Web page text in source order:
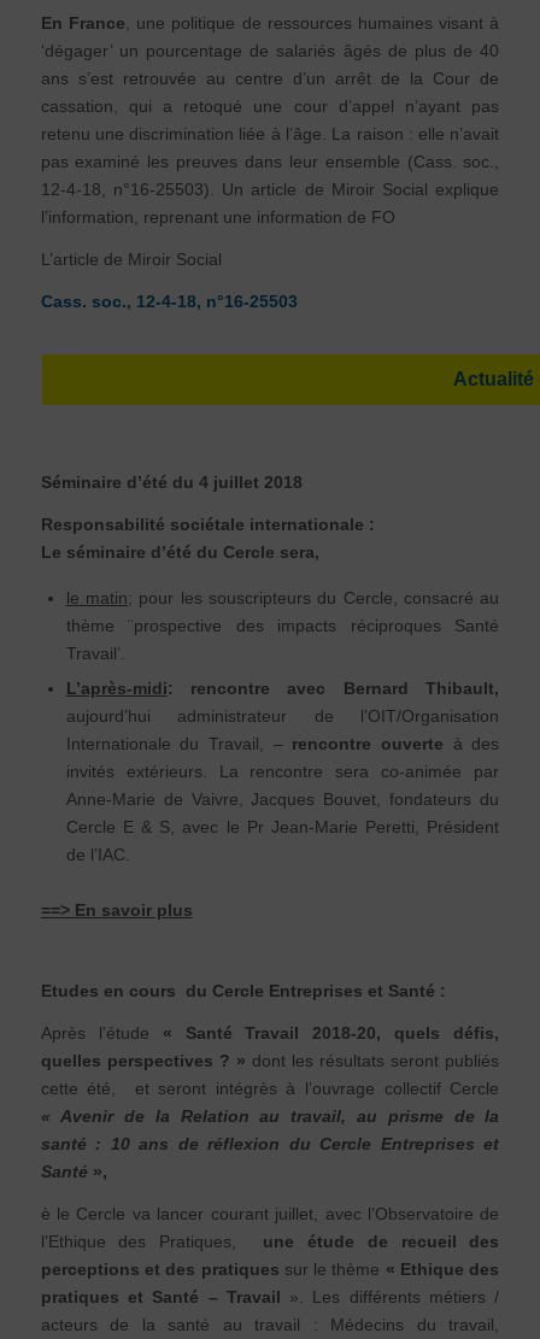
En France , une politique de ressources humaines visant à
‘dégager’ un pourcentage de salariés âgés de plus de 40
ans s’est retrouvée au centre d’un arrêt de la Cour de
cassation, qui a retoqué une cour d’appel n’ayant pas
retenu une discrimination liée à l’âge. La raison : elle n’avait
pas examiné les preuves dans leur ensemble (Cass. soc.,
12-4-18, n°16-25503). Un article de Miroir Social explique
l’information, reprenant une information de FO
L’article de Miroir Social
Cass. soc., 12-4-18, n°16-25503
Actualité
Séminaire d’été du 4 juillet 2018
Responsabilité sociétale internationale :
Le séminaire d’été du Cercle sera,
le matin; pour les souscripteurs du Cercle, consacré au
thème ¨prospective des impacts réciproques Santé
Travail’.
L’après-midi: rencontre avec Bernard Thibault,
aujourd’hui administrateur de l’OIT/Organisation
Internationale du Travail, – rencontre ouverte à des
invités extérieurs. La rencontre sera co-animée par
Anne-Marie de Vaivre, Jacques Bouvet, fondateurs du
Cercle E & S, avec le Pr Jean-Marie Peretti, Président
de l’IAC.
==> En savoir plus
Etudes en cours du Cercle Entreprises et Santé :
Après l’étude « Santé Travail 2018-20, quels défis,
quelles perspectives ? » dont les résultats seront publiés
cette été, et seront intégrès à l’ouvrage collectif Cercle
« Avenir de la Relation au travail, au prisme de la
santé : 10 ans de réflexion du Cercle Entreprises et
Santé »,
è le Cercle va lancer courant juillet, avec l’Observatoire de
l’Ethique des Pratiques, une étude de recueil des
perceptions et des pratiques sur le thème « Ethique des
pratiques et Santé – Travail ». Les différents métiers /
acteurs de la santé au travail : Médecins du travail,